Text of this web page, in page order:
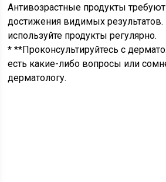
Антивозрастные продукты
достижения видимых
используйте продукты регулярно.
* **Проконсультируйтесь с
есть какие-либо вопросы или
дерматологу.